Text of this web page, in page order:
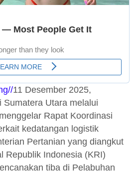
11 Desember 2025,
Sumatera Utara melalui
Rapat Koordinasi
kedatangan logistik
Pertanian yang diangkut
Republik Indonesia (KRI)
tiba di Pelabuhan